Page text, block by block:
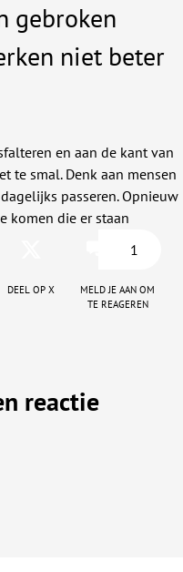
gebroken
niet beter
en aan de kant van
te smal. Denk aan mensen
passeren. Opnieuw
komen die er staan
Deel op X
1
Meld je aan om
te reageren
reactie